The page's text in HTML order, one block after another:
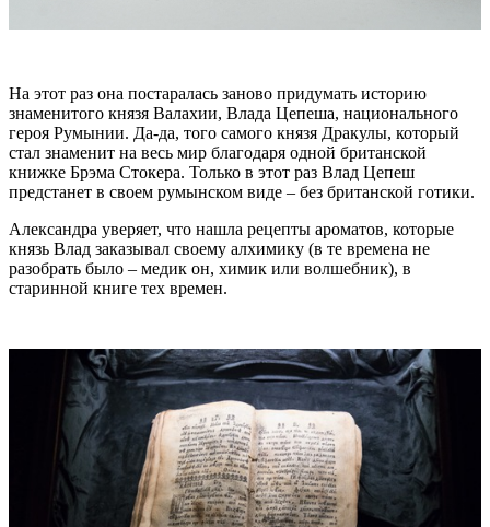
На этот раз она постаралась заново придумать историю
знаменитого князя Валахии, Влада Цепеша, национального
героя Румынии. Да-да, того самого князя Дракулы, который
стал знаменит на весь мир благодаря одной британской
книжке Брэма Стокера. Только в этот раз Влад Цепеш
предстанет в своем румынском виде – без британской готики.
Александра уверяет, что нашла рецепты ароматов, которые
князь Влад заказывал своему алхимику (в те времена не
разобрать было – медик он, химик или волшебник), в
старинной книге тех времен.